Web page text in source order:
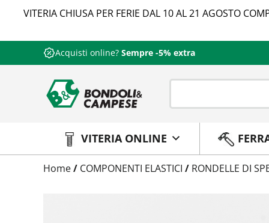
VITERIA CHIUSA PER FERIE DAL 10 AL 21 AGOSTO
Acquisti online? Sempre -5% extra
VITERIA ONLINE
TrattamentoHome/ COMPONENTI ELASTICI / RONDELLE DI